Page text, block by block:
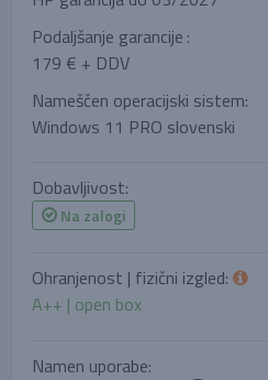
Podaljšanje garancije :
179 € + DDV
Nameščen operacijski sistem:
Windows 11 PRO slovenski
Dobavljivost:
Na zalogi
Ohranjenost | fizični izgled:
A++ | open box
Namen uporabe: